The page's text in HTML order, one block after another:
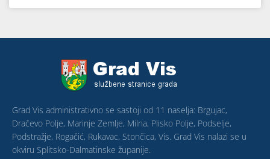
Grad Vis administrativno se sastoji od 11 naselja: Brgujac,
Dračevo Polje, Marinje Zemlje, Milna, Plisko Polje, Podselje,
Podstražje, Rogačić, Rukavac, Stončica, Vis. Grad Vis nalazi se u
okviru Splitsko-Dalmatinske županije.